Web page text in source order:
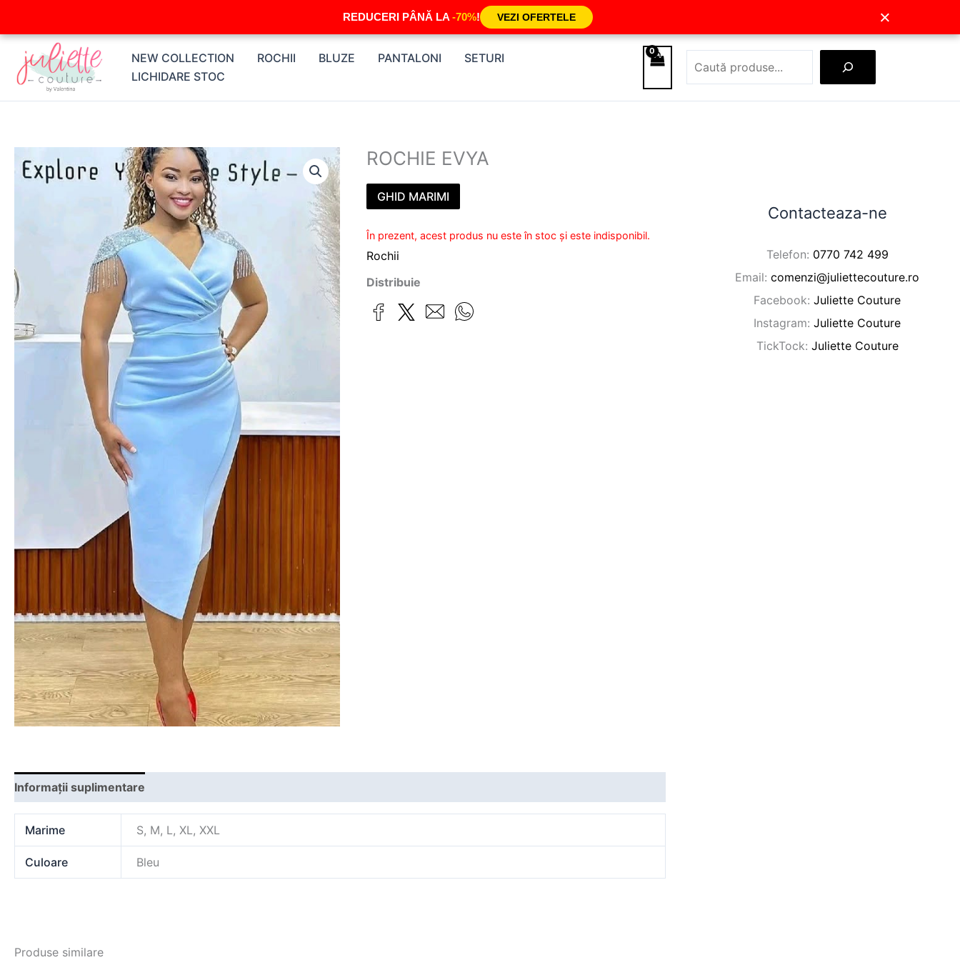
REDUCERI PÂNĂ LA -70%! VEZI OFERTELE ×
NEW COLLECTION
ROCHII BLUZE PANTALONI
SETURI
LICHIDARE STOC
Caută
ROCHIE EVYA
GHID MARIMI
În prezent, acest produs nu este în stoc și este indisponibil.
Rochii
Distribuie
Informații suplimentare
Marime S, M, L, XL, XXL
Culoare Bleu
Contacteaza-ne
Telefon: 0770 742 499
Email:comenzi@juliettecouture.ro
Facebook:Juliette Couture
Instagram:Juliette Couture
TickTock: Juliette Couture
Produse similare